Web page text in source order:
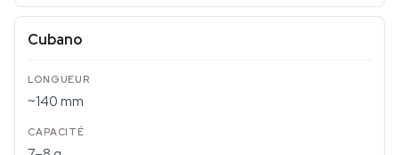
Cubano
~140 mm